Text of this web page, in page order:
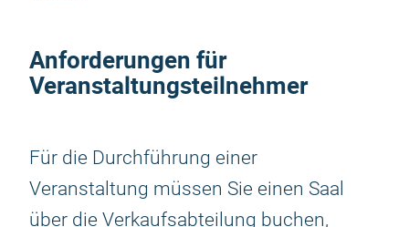
Anforderungen für
Veranstaltungsteilnehmer
Für die Durchführung einer
Veranstaltung müssen Sie einen Saal
über die Verkaufsabteilung buchen,